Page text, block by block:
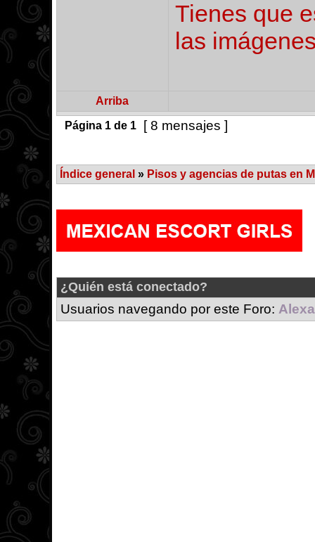
Tienes que
las
Arriba
Página 1de 1 [ 8 mensajes ]
Índice general » Pisos y agencias de putas en
¿Quién está conectado?
Usuarios navegando por este Foro: